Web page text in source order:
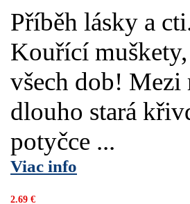
Příběh lásky a
Kouřící
všech dob!
dlouho stará
potyčce ...
Viac info
2.69 €